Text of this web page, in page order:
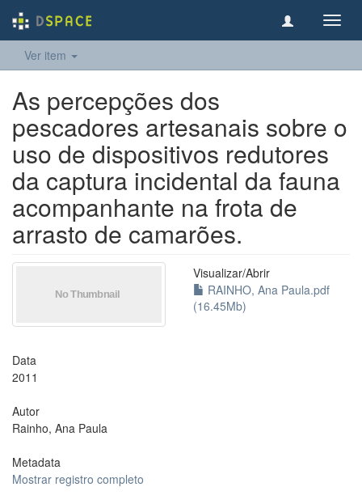
Ver item
As percepções dos
pescadores artesanais sobre o
uso de dispositivos redutores
da captura incidental da fauna
acompanhante na frota de
arrasto de camarões.
Visualizar/Abrir
RAINHO, Ana Paula.pdf
(16.45Mb)
Data
2011
Autor
Rainho, Ana Paula
Metadata
Mostrar registro completo